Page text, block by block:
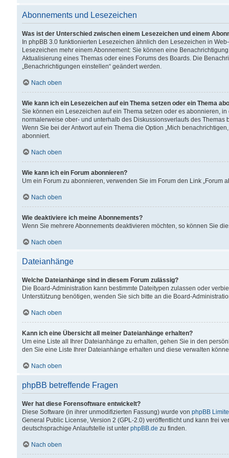
Abonnements und Lesezeichen
Was ist der Unterschied zwischen einem Lesezeichen und einem
In phpBB 3.0 funktionierten Lesezeichen ähnlich den Lesezeichen in
Lesezeichen mehr einem Abonnement: Sie können eine
Aktualisierung eines Themas oder eines Forums des Boards. Die
„Benachrichtigungen einstellen“ geändert werden.
Nach oben
Wie kann ich ein Lesezeichen auf ein Thema setzen oder ein Thema
Sie können ein Lesezeichen auf ein Thema setzen oder es abonnieren,
normalerweise ober- und unterhalb des Diskussionsverlaufs des Themas
Wenn Sie bei der Antwort auf ein Thema die Option „Mich
abonniert.
Nach oben
Wie kann ich ein Forum abonnieren?
Um ein Forum zu abonnieren, verwenden Sie im Forum den Link „Forum
Nach oben
Wie deaktiviere ich meine Abonnements?
Wenn Sie mehrere Abonnements deaktivieren möchten, so können Sie
Nach oben
Dateianhänge
Welche Dateianhänge sind in diesem Forum zulässig?
Die Board-Administration kann bestimmte Dateitypen zulassen oder
Unterstützung benötigen, wenden Sie sich bitte an die Board-
Nach oben
Kann ich eine Übersicht all meiner Dateianhänge erhalten?
Um eine Liste all Ihrer Dateianhänge zu erhalten, gehen Sie in den
den Sie eine Liste Ihrer Dateianhänge erhalten und diese verwalten
Nach oben
phpBB betreffende Fragen
Wer hat diese Forensoftware entwickelt?
Diese Software (in ihrer unmodifizierten Fassung) wurde von phpBB
General Public License, Version 2 (GPL-2.0) veröffentlicht und kann frei
deutschsprachige Anlaufstelle ist unter phpBB.de zu finden.
Nach oben